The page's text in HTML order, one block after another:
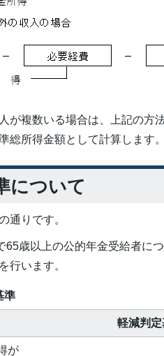
が複数いる場合は、上記の方
総所得金額として計算します。
について
通りです。
65歳以上の公的年金受給者に
行います。
準
軽減判
が